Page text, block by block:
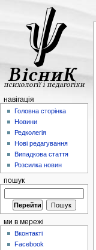
навігація
Головна сторінка
Новини
Редколегія
Нові редагування
Випадкова стаття
Розсилка новин
пошук
ми в мережі
Вконтакті
Facebook